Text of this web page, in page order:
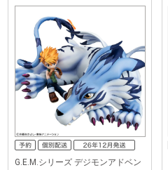
G.E.M.シリーズ デジモンアドベン